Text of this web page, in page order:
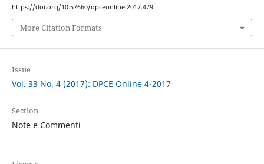
https://doi.org/10.57660/dpceonline.2017.479
More Citation Formats
Issue
Vol. 33 No. 4 (2017): DPCE Online 4-2017
Section
Note e Commenti